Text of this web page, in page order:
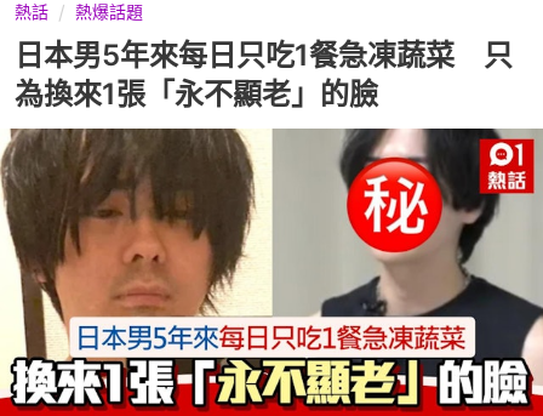
熱話 熱爆話題
日本男5年來每日只吃1餐急凍蔬菜 只
為換來1張「永不顯老」的臉